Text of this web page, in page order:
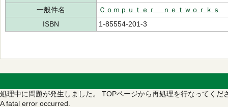
一般件名
Ｃｏｍｐｕｔｅｒ ｎｅｔｗｏｒｋｓ
ISBN
1-85554-201-3
処理中に問題が発生しました。 TOPページから再処理を行なってくだ
A fatal error occurred.